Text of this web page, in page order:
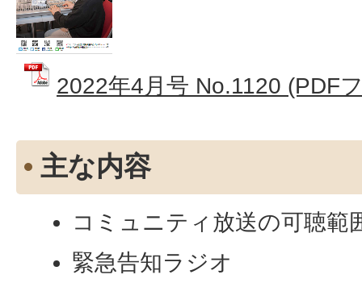
2022年4月号 No.1120 (PDF
主な内容
コミュニティ放送の可聴範
緊急告知ラジオ